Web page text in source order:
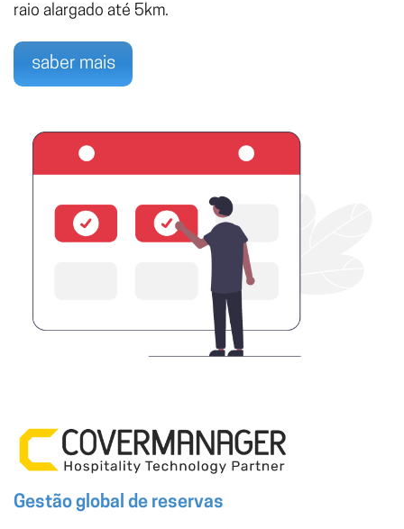
raio alargado até 5km.
saber mais
Gestão global de reservas